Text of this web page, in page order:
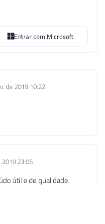
Entrar com Microsoft
de 2019 10:22
2019 23:05
útil e de qualidade.